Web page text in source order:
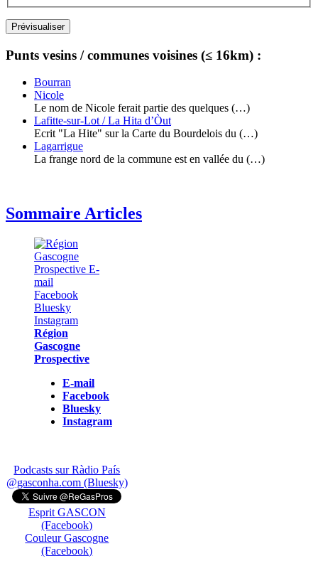
Punts vesins / communes voisines (≤ 16km) :
Bourran
Nicole
Le nom de Nicole ferait partie des quelques (…)
Lafitte-sur-Lot / La Hita d’Òut
Ecrit "La Hite" sur la Carte du Bourdelois du (…)
Lagarrigue
La frange nord de la commune est en vallée du (…)
Sommaire Articles
Région
Gascogne
Prospective
E-mail
Facebook
Bluesky
Instagram
Podcasts sur Ràdio País
@gasconha.com (Bluesky)
Esprit GASCON
(Facebook)
Couleur Gascogne
(Facebook)